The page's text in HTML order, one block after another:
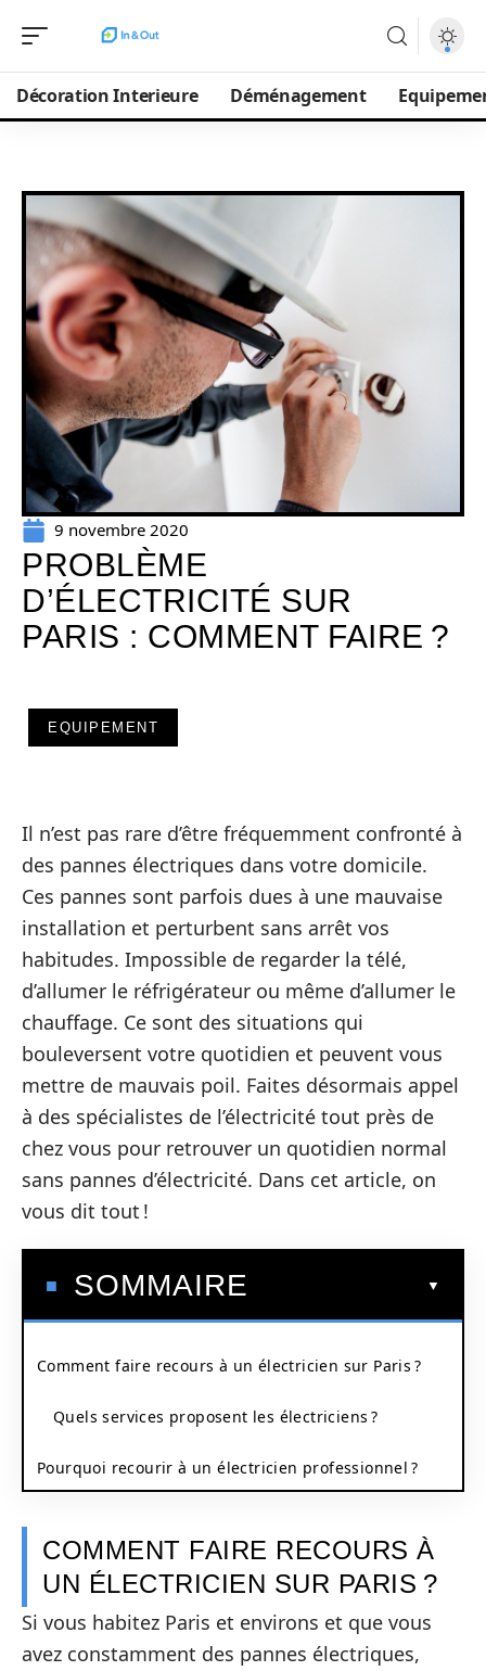
Décoration Interieure Déménagement
9 novembre 2020
PROBLÈME
D’ÉLECTRICITÉ SUR
PARIS : COMMENT FAIRE ?
EQUIPEMENT
Il n’est pas rare d’être fréquemment confronté à
des pannes électriques dans votre domicile.
Ces pannes sont parfois dues à une mauvaise
installation et perturbent sans arrêt vos
habitudes. Impossible de regarder la télé,
d’allumer le réfrigérateur ou même d’allumer le
chauffage. Ce sont des situations qui
bouleversent votre quotidien et peuvent vous
mettre de mauvais poil. Faites désormais appel
à des spécialistes de l’électricité tout près de
chez vous pour retrouver un quotidien normal
sans pannes d’électricité. Dans cet article, on
vous dit tout !
SOMMAIRE
Comment faire recours à un électricien sur Paris ?
Quels services proposent les électriciens ?
Pourquoi recourir à un électricien professionnel ?
COMMENT FAIRE RECOURS À
UN ÉLECTRICIEN SUR PARIS ?
Si vous habitez Paris et environs et que vous
avez constamment des pannes électriques,